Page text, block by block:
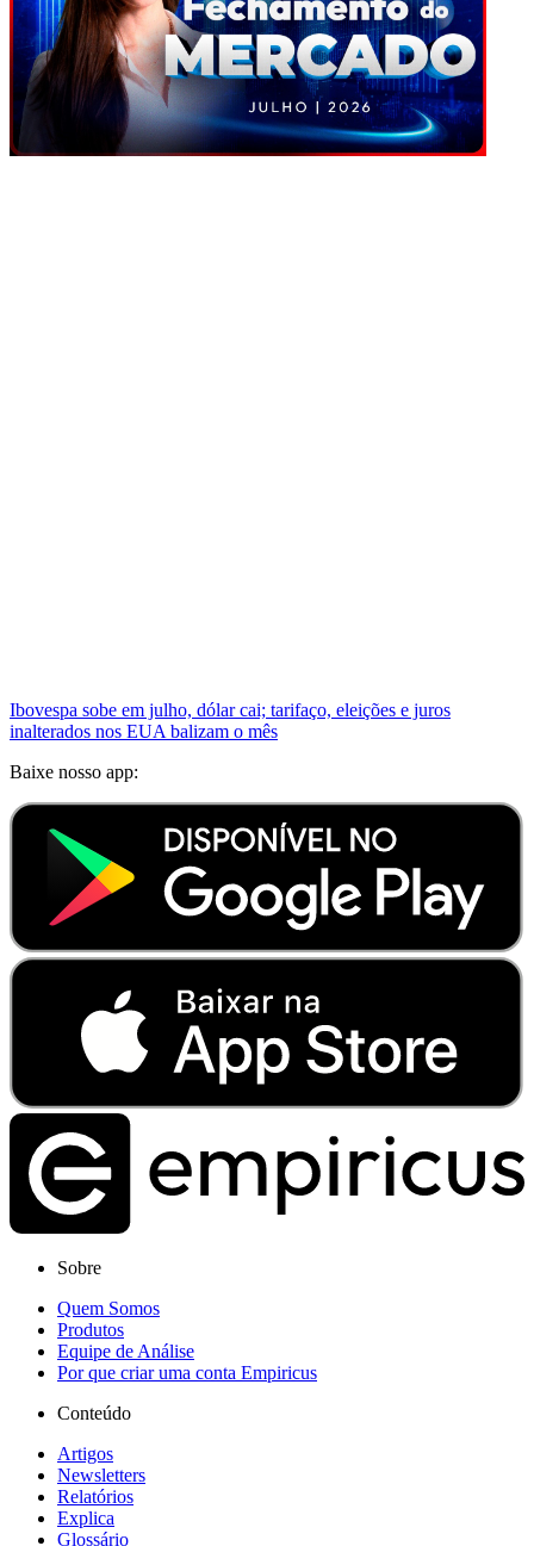
Ibovespa sobe em julho, dólar cai; tarifaço, eleições e juros
inalterados nos EUA balizam o mês
Baixe nosso app:
Sobre
Quem Somos
Produtos
Equipe de Análise
Por que criar uma conta Empiricus
Conteúdo
Artigos
Newsletters
Relatórios
Explica
Glossário